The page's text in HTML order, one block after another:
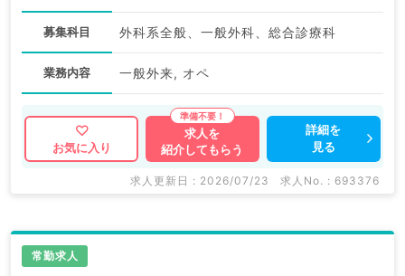
募集科目 外科系全般、一般外科、総合診療科
業務内容 一般外来, オペ
お気に入り
求人を
紹介してもらう
詳細を
見る
求人更新日 : 2026/07/23 求人No. : 693376
常勤求人